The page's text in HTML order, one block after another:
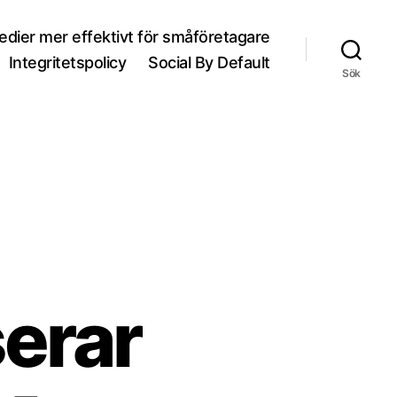
mer effektivt för småföretagare
Integritetspolicy Social By Default
Sök